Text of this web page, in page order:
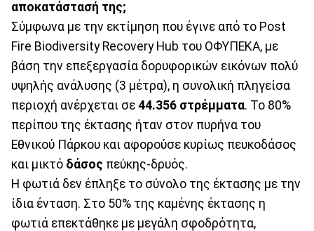
αποκατάστασή της;
Σύμφωνα με την εκτίμηση που έγινε από το Post
Fire Biodiversity Recovery Hub του ΟΦΥΠΕΚΑ, με
βάση την επεξεργασία δορυφορικών εικόνων πολύ
υψηλής ανάλυσης (3 μέτρα), η συνολική πληγείσα
περιοχή ανέρχεται σε 44.356 στρέμματα. Το 80%
περίπου της έκτασης ήταν στον πυρήνα του
Εθνικού Πάρκου και αφορούσε κυρίως πευκοδάσος
και μικτό δάσος πεύκης-δρυός.
Η φωτιά δεν έπληξε το σύνολο της έκτασης με την
ίδια ένταση. Στο 50% της καμένης έκτασης η
φωτιά επεκτάθηκε με μεγάλη σφοδρότητα,